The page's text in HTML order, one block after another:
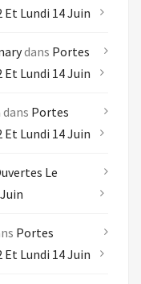
Et Lundi 14 Juin
dans Portes
Et Lundi 14 Juin
dans Portes
Et Lundi 14 Juin
Le
Portes
Et Lundi 14 Juin